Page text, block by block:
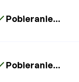
Pobieranie...
Pobieranie...